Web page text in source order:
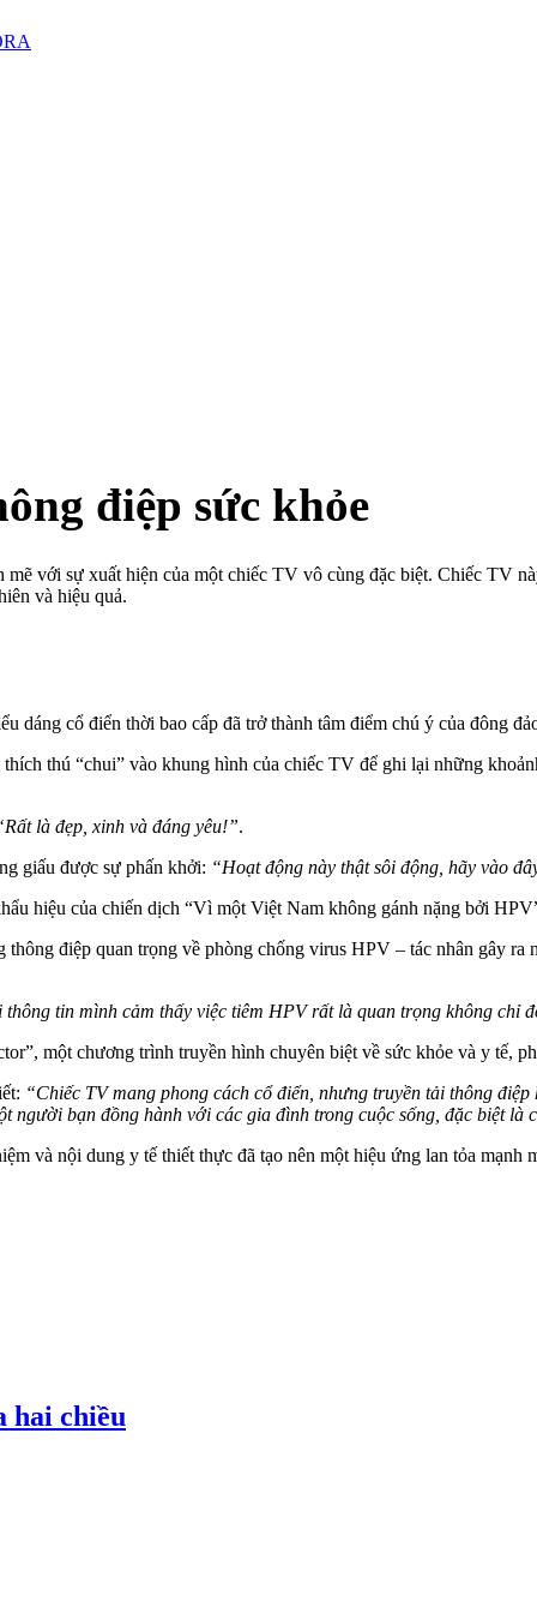
điệp sức khỏe
với sự xuất hiện của một chiếc TV vô cùng đặc biệt. Chiếc TV
và hiệu quả.
cổ điển thời bao cấp đã trở thành tâm điểm chú ý của đông
thú “chui” vào khung hình của chiếc TV để ghi lại những
là đẹp, xinh và đáng yêu!”.
giấu được sự phấn khởi: “Hoạt động này thật sôi động, hãy vào
hiệu của chiến dịch “Vì một Việt Nam không gánh nặng bởi
điệp quan trọng về phòng chống virus HPV – tác nhân gây
thông tin mình cảm thấy việc tiêm HPV rất là quan trọng không chỉ
một chương trình truyền hình chuyên biệt về sức khỏe và y tế,
“Chiếc TV mang phong cách cổ điển, nhưng truyền tải thông
bạn đồng hành với các gia đình trong cuộc sống, đặc biệt là
và nội dung y tế thiết thực đã tạo nên một hiệu ứng lan tỏa mạnh
hai chiều